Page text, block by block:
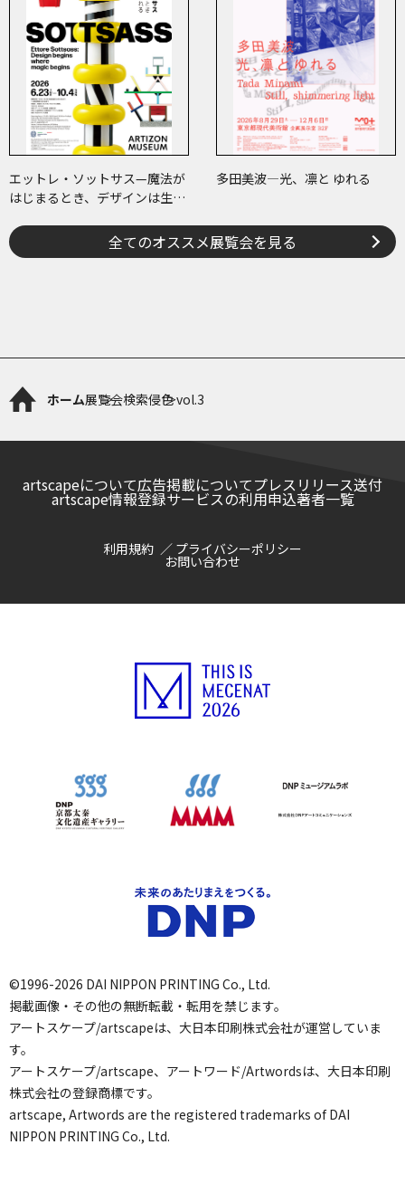
エットレ・ソットサス—魔法が
はじまるとき、デザインは生ま
多田美波―光、凛と ゆれる
全てのオススメ展覧会を見る
ホーム展覧会検索侵色 vol.3
artscapeについて広告掲載についてプレスリリース送付
artscape情報登録サービスの利用申込著者一覧
利用規約 プライバシーポリシー
お問い合わせ
©1996-2026 DAI NIPPON PRINTING Co., Ltd.
掲載画像・その他の無断転載・転用を禁じます。
アートスケープ/artscapeは、大日本印刷株式会社が運営していま
す。
アートスケープ/artscape、アートワード/Artwordsは、大日本印刷
株式会社の登録商標です。
artscape, Artwords are the registered trademarks of DAI
NIPPON PRINTING Co., Ltd.